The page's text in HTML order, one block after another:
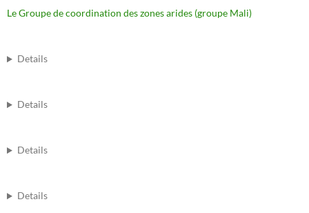
Le Groupe de coordination des zones arides (groupe Mali)
Details
Details
Details
Details